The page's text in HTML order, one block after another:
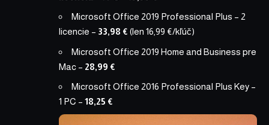
Microsoft Office 2019 Professional Plus – 2
licencie – 33,98 € (len 16,99 €/kľúč)
Microsoft Office 2019 Home and Business pre
Mac – 28,99 €
Microsoft Office 2016 Professional Plus Key –
1 PC – 18,25 €